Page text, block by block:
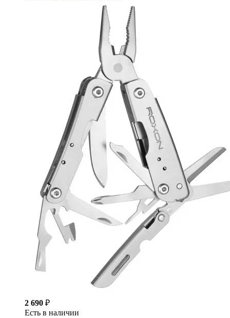
2 690 ₽
Есть в наличии